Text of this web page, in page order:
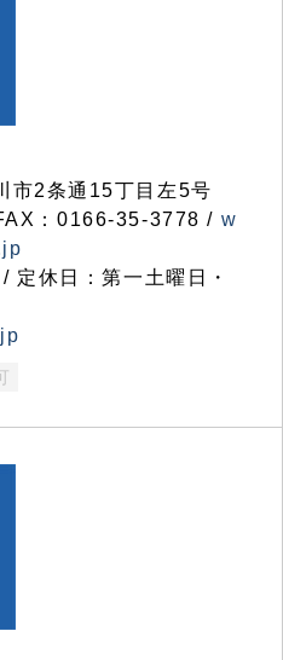
2条通15丁目左5号
：0166-35-3778 / w
休日：第一土曜日・